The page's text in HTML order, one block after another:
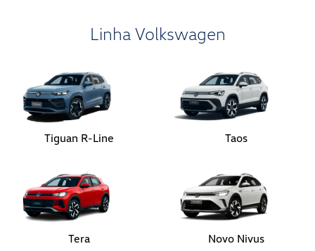
Linha Volkswagen
Tiguan R-Line Taos
Tera Novo Nivus